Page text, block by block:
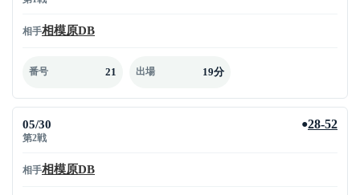
相手相模原DB
番号 21 出場 19分
05/30
第2戦
●28-52
相手相模原DB